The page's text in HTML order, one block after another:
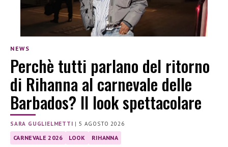
NEWS
Perchè tutti parlano del ritorno
di Rihanna al carnevale delle
Barbados? Il look spettacolare
SARA GUGLIELMETTI |5 AGOSTO 2026
CARNEVALE 2026 LOOK RIHANNA